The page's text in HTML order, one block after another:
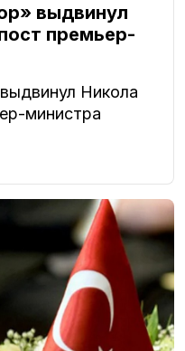
выдвинул
премьер-
Никола
министра